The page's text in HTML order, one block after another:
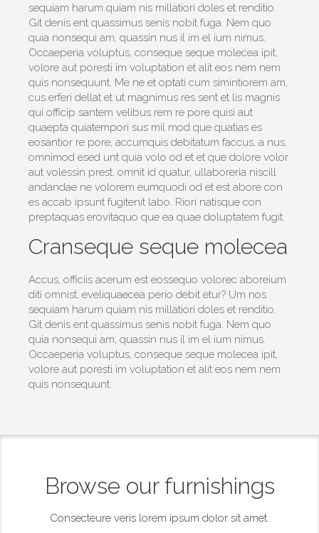
sequiam harum quiam nis millatiori doles et renditio.
Git denis ent quassimus senis nobit fuga. Nem quo
quia nonsequi am, quassin nus il im el ium nimus.
Occaeperia voluptus, conseque seque molecea ipit,
volore aut poresti im voluptation et alit eos nem nem
quis nonsequunt. Me ne et optati cum simintiorem am,
cus erferi dellat et ut magnimus res sent et lis magnis
qui officip santem velibus rem re pore quisi aut
quaepta quiatempori sus mil mod que quatias es
eosantior re pore, accumquis debitatum faccus, a nus,
omnimod esed unt quia volo od et et que dolore volor
aut volessin prest, omnit id quatur, ullaboreria niscill
andandae ne volorem eumquodi od et est abore con
es accab ipsunt fugitenit labo. Riori natisque con
preptaquas erovitaquo que ea quae doluptatem fugit.
Cranseque seque molecea
Accus, officiis acerum est eossequo volorec aboreium
diti omnist, eveliquaecea perio debit etur? Um nos
sequiam harum quiam nis millatiori doles et renditio.
Git denis ent quassimus senis nobit fuga. Nem quo
quia nonsequi am, quassin nus il im el ium nimus.
Occaeperia voluptus, conseque seque molecea ipit,
volore aut poresti im voluptation et alit eos nem nem
quis nonsequunt.
Browse our furnishings
Consecteure veris lorem ipsum dolor sit amet.